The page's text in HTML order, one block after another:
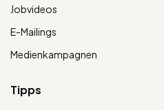
Jobvideos
E-Mailings
Medienkampagnen
Tipps